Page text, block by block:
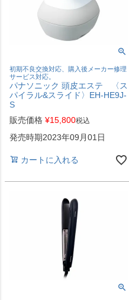
初期不良交換対応、購入後メーカー修理
サービス対応。
パナソニック 頭皮エステ 〈ス
パイラル&スライド〉EH-HE9J-
S
販売価格 ¥15,800税込
発売時期2023年09月01日
カートに入れる